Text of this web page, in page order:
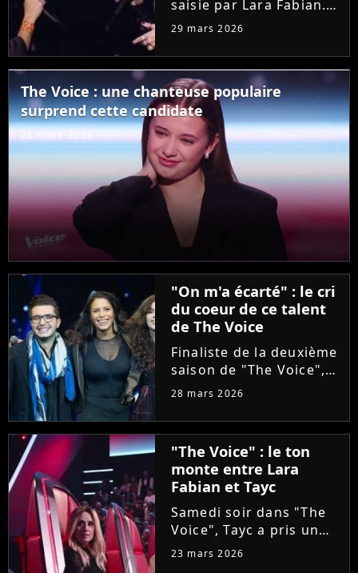
saisie par Lara Fabian.
Hier soir dans "The
Joanna, ancienne demi-
finaliste de la "Star
Academy", a bouleversé
la coach. Elle n'a pas
résisté...
29 mars 2026
The Voice : une chanteuse populaire
surprend cette candidate
28 mars 2026
"On m'a écarté" : le cri
du coeur de ce talent
de The Voice
Finaliste de la deuxième
saison de "The Voice",
Olympe se livre à coeur
le chanteur révèle que
sa carrière a été
sabotée par une
personne malveillante
qui a...
28 mars 2026
"The Voice" : le ton
monte entre Lara
Fabian et Tayc
Samedi soir dans "The
Voice", Tayc a pris un
malin plaisir à bloquer
23 mars 2026